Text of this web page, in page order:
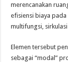
merencanakan
efisiensi biaya pada
multifungsi,
Elemen tersebut
sebagai “modal”